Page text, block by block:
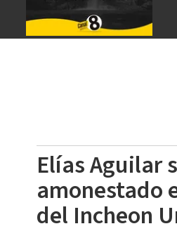
Elías Aguilar
amonestado
del Incheon